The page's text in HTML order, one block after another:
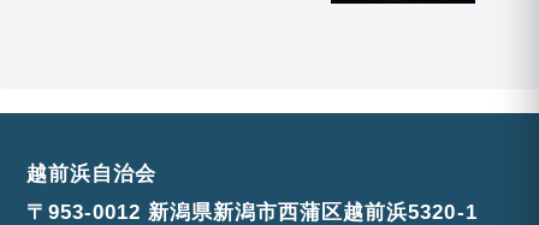
越前浜自治会
〒953-0012 新潟県新潟市西蒲区越前浜5320-1